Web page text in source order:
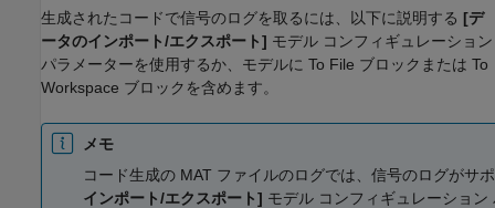
生成されたコードで信号のログを取るには、以下に説明する [デ
ータのインポート/エクスポート] モデル コンフィギュレーション
パラメーターを使用するか、モデルに To File ブロックまたは To
Workspace ブロックを含めます。
メモ
コード生成の MAT ファイルのログでは、信号のログがサ
インポート/エクスポート] モデル コンフィギュレーショ